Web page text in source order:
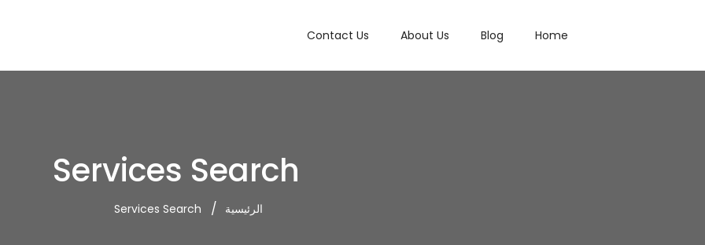
Home
Blog
About Us
Contact Us
Services Search
الرئيسية Services Search